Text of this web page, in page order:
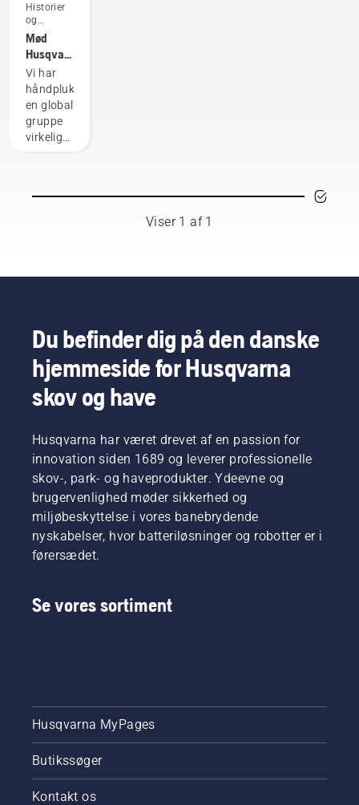
Historier
og
inspiration
Mød
Husqvarna
H-
teamet -
vores
mest
krævende
Vi har
håndplukket
en global
gruppe
virkelig
ambassadører
lande.
De er
vores H-
team.
Og de er
vores
krævende
brugere.
Viser 1 af 1
Du befinder dig på den danske
hjemmeside for Husqvarna
skov og have
Husqvarna har været drevet af en passion for
innovation siden 1689 og leverer professionelle
skov-, park- og haveprodukter. Ydeevne og
brugervenlighed møder sikkerhed og
miljøbeskyttelse i vores banebrydende
nyskabelser, hvor batteriløsninger og robotter er i
førersædet.
Se vores sortiment
Husqvarna MyPages
Butikssøger
Kontakt os